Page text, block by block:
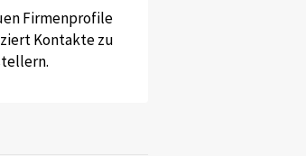
Firmenprofile
Kontakte zu